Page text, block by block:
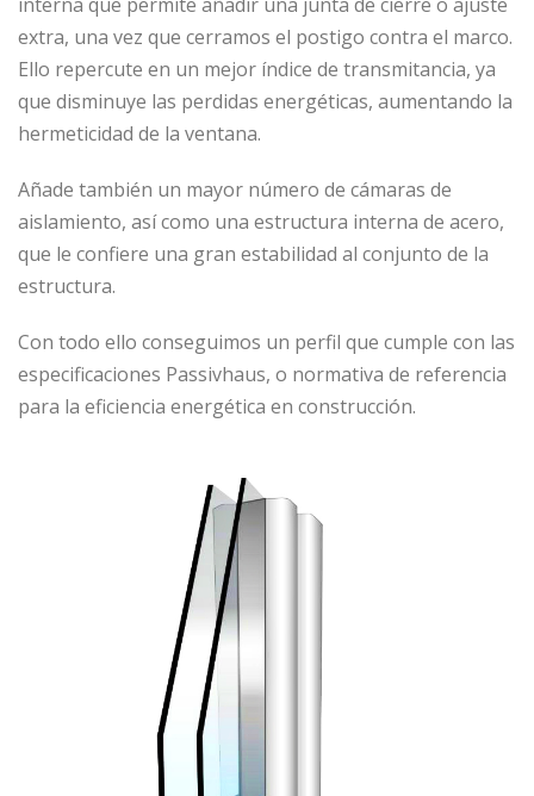
interna que permite añadir una junta de cierre o ajuste
extra, una vez que cerramos el postigo contra el marco.
Ello repercute en un mejor índice de transmitancia, ya
que disminuye las perdidas energéticas, aumentando la
hermeticidad de la ventana.
Añade también un mayor número de cámaras de
aislamiento, así como una estructura interna de acero,
que le confiere una gran estabilidad al conjunto de la
estructura.
Con todo ello conseguimos un perfil que cumple con las
especificaciones Passivhaus, o normativa de referencia
para la eficiencia energética en construcción.